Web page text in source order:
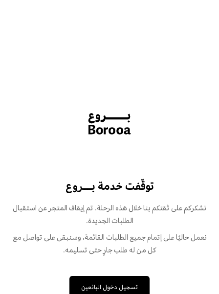
توقّفت خدمة بـــروع
نشكركم على ثقتكم بنا خلال هذه الرحلة. تم إيقاف المتجر عن استقبال
الطلبات الجديدة.
نعمل حاليًا على إتمام جميع الطلبات القائمة، وسنبقى على تواصل مع
كل من له طلب جارٍ حتى تسليمه.
تسجيل دخول البائعين